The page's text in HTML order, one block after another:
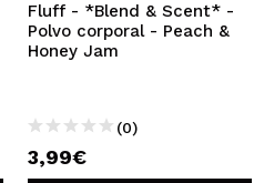
Fluff - *Blend & Scent* -
Polvo corporal - Peach &
Honey Jam
(0)
3,99€